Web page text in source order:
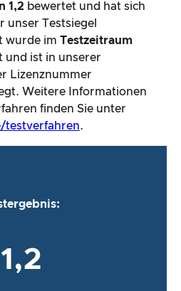
1,2 bewertet und hat sich
unser Testsiegel
wurde im Testzeitraum
und ist in unserer
Lizenznummer
Weitere Informationen
finden Sie unter
testverfahren.
1,2